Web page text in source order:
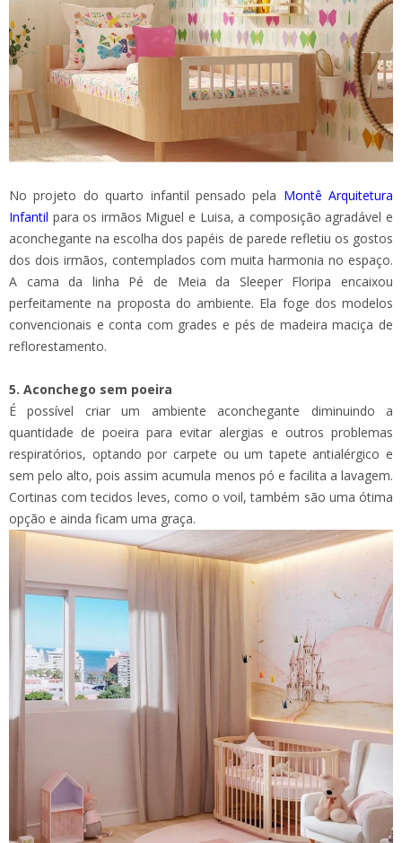
No projeto do quarto infantil pensado pela Montê Arquitetura
Infantil para os irmãos Miguel e Luisa, a composição agradável e
aconchegante na escolha dos papéis de parede refletiu os gostos
dos dois irmãos, contemplados com muita harmonia no espaço.
A cama da linha Pé de Meia da Sleeper Floripa encaixou
perfeitamente na proposta do ambiente. Ela foge dos modelos
convencionais e conta com grades e pés de madeira maciça de
reflorestamento.
5. Aconchego sem poeira
É possível criar um ambiente aconchegante diminuindo a
quantidade de poeira para evitar alergias e outros problemas
respiratórios, optando por carpete ou um tapete antialérgico e
sem pelo alto, pois assim acumula menos pó e facilita a lavagem.
Cortinas com tecidos leves, como o voil, também são uma ótima
opção e ainda ficam uma graça.